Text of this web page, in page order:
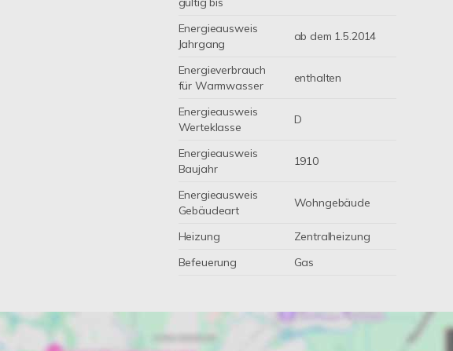
Energieausweis
Jahrgang
ab dem 1.5.2014
Energieverbrauch
für Warmwasser
enthalten
Energieausweis
Werteklasse
D
Energieausweis
Baujahr
1910
Energieausweis
Gebäudeart
Wohngebäude
Heizung
Zentralheizung
Befeuerung
Gas